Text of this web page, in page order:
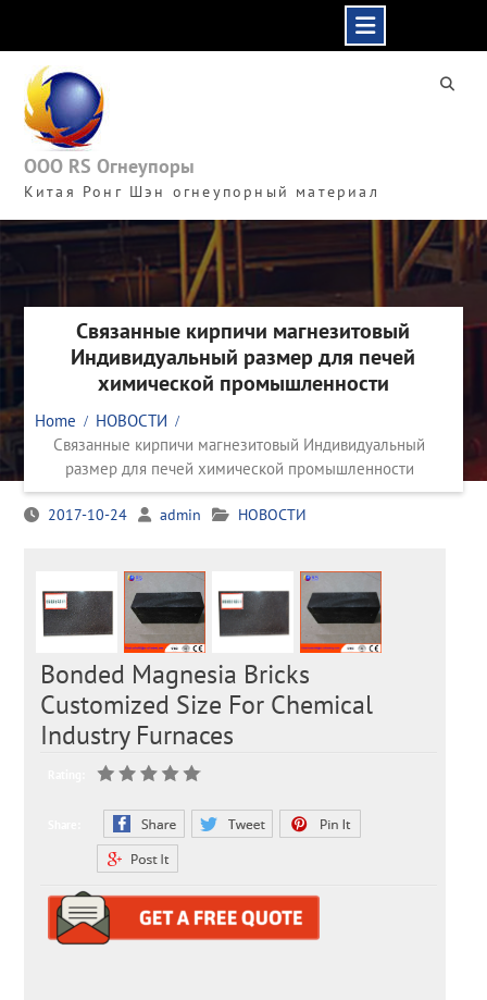
content
ООО RS Огнеупоры
Китая Ронг Шэн огнеупорный материал
Связанные кирпичи магнезитовый
Индивидуальный размер для печей
химической промышленности
Home
НОВОСТИ
Связанные кирпичи магнезитовый Индивидуальный
размер для печей химической промышленности
2017-10-24 admin НОВОСТИ
Bonded Magnesia Bricks
Customized Size For Chemical
Industry Furnaces